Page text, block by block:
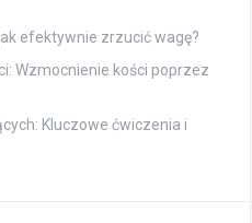
efektywnie zrzucić wagę?
Wzmocnienie kości poprzez
Kluczowe ćwiczenia i